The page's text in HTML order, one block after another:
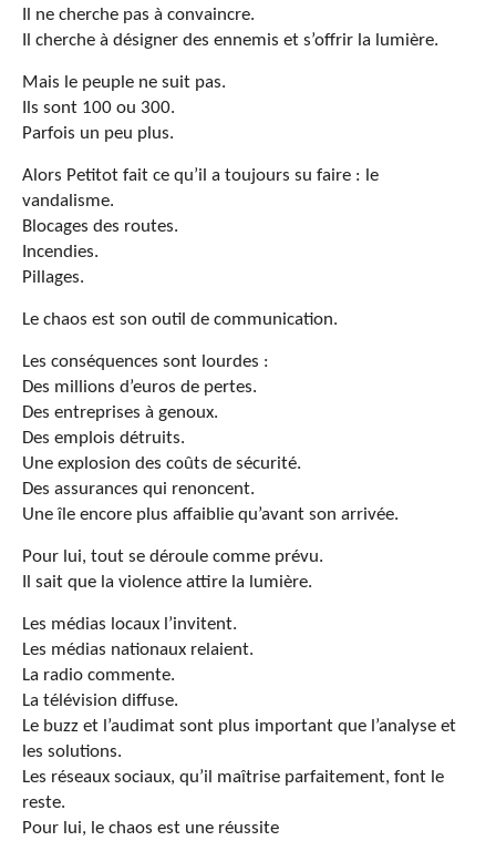
Il ne cherche pas à convaincre.
Il cherche à désigner des ennemis et s’offrir la lumière.
Mais le peuple ne suit pas.
Ils sont 100 ou 300.
Parfois un peu plus.
Alors Petitot fait ce qu’il a toujours su faire : le
vandalisme.
Blocages des routes.
Incendies.
Pillages.
Le chaos est son outil de communication.
Les conséquences sont lourdes :
Des millions d’euros de pertes.
Des entreprises à genoux.
Des emplois détruits.
Une explosion des coûts de sécurité.
Des assurances qui renoncent.
Une île encore plus affaiblie qu’avant son arrivée.
Pour lui, tout se déroule comme prévu.
Il sait que la violence attire la lumière.
Les médias locaux l’invitent.
Les médias nationaux relaient.
La radio commente.
La télévision diffuse.
Le buzz et l’audimat sont plus important que l’analyse et
les solutions.
Les réseaux sociaux, qu’il maîtrise parfaitement, font le
reste.
Pour lui, le chaos est une réussite